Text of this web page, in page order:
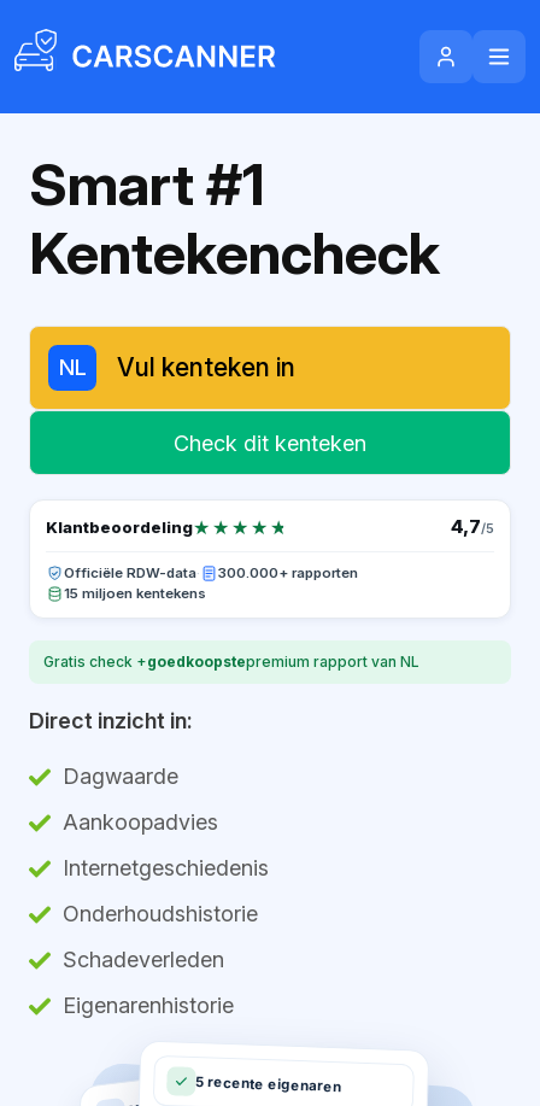
Smart #1
Kentekencheck
NL
Check dit kenteken
Klantbeoordeling★★★★★
★★★★★ 4,7/5
Officiële RDW-data·
300.000+ rapporten
15 miljoen kentekens
Gratis check +goedkoopstepremium rapport van NL
Direct inzicht in:
Dagwaarde
Aankoopadvies
Internetgeschiedenis
Onderhoudshistorie
Schadeverleden
Eigenarenhistorie
5 recente eigenaren